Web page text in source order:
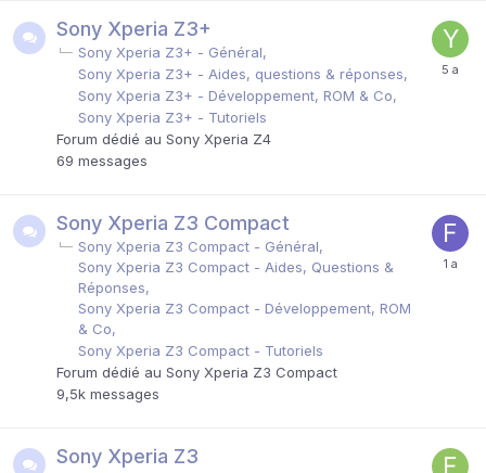
Sony Xperia Z3+
Sony Xperia Z3+ - Général
Sony Xperia Z3+ - Aides, questions & réponses
Sony Xperia Z3+ - Développement, ROM & Co
Sony Xperia Z3+ - Tutoriels
Forum dédié au Sony Xperia Z4
69 messages
Sony Xperia Z3 Compact
Sony Xperia Z3 Compact - Général
Sony Xperia Z3 Compact - Aides, Questions &
Réponses
Sony Xperia Z3 Compact - Développement, ROM
& Co
Sony Xperia Z3 Compact - Tutoriels
Forum dédié au Sony Xperia Z3 Compact
9,5k messages
Sony Xperia Z3